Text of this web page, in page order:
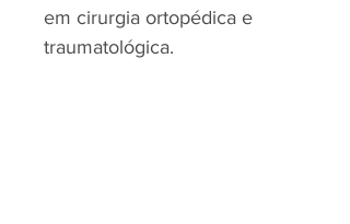
em cirurgia ortopédica e
traumatológica.